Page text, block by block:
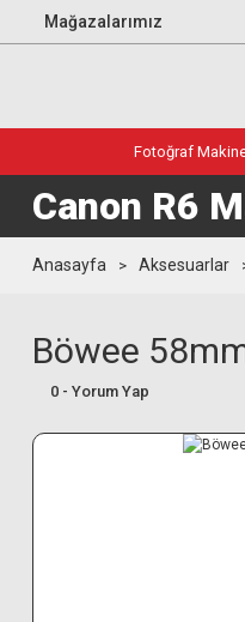
Mağazalarımız
Fotoğraf
Canon R6
Anasayfa Aksesuarlar
Böwee
0 - Yorum Yap